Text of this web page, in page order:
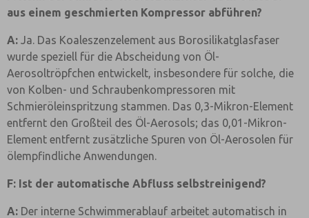
aus einem geschmierten Kompressor abführen?
A: Ja. Das Koaleszenzelement aus Borosilikatglasfaser
wurde speziell für die Abscheidung von Öl-
Aerosoltröpfchen entwickelt, insbesondere für solche, die
von Kolben- und Schraubenkompressoren mit
Schmieröleinspritzung stammen. Das 0,3-Mikron-Element
entfernt den Großteil des Öl-Aerosols; das 0,01-Mikron-
Element entfernt zusätzliche Spuren von Öl-Aerosolen für
ölempfindliche Anwendungen.
F: Ist der automatische Abfluss selbstreinigend?
A: Der interne Schwimmerablauf arbeitet automatisch in